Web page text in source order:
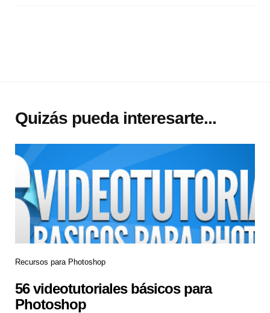
Quizás pueda interesarte...
Recursos para Photoshop
56 videotutoriales básicos para
Photoshop